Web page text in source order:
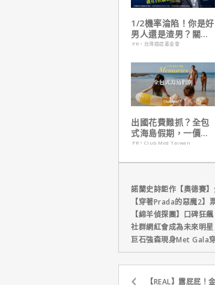
1/2機率淪陷！你是好
男人還是渣男？關鍵
在這
PR・台灣癌症基金會
出國花費難抓？全包
式海島假期，一價搞
定食宿玩樂，省錢更
PR・Club Med Taiwan
諾蘭史詩鉅作【奧德賽
【穿著Prada的惡魔2】
【綿羊偵探團】口碑狂
社群網紅會成為未來明
巨石強森現身Met Gala
【REAL】露屁屁